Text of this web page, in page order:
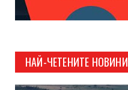
НАЙ-ЧЕТЕНИТЕ НОВИНИ